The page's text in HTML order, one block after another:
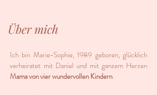
Über mich
Ich bin Marie-Sophie, 1989 geboren, glücklich
verheiratet mit Daniel und mit ganzem Herzen
Mama von vier wundervollen Kindern.